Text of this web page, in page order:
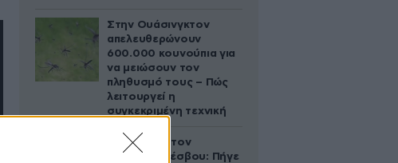
Στην Ουάσινγκτον
απελευθερώνουν
600.000 κουνούπια για
να μειώσουν τον
πληθυσμό τους – Πώς
λειτουργεί η
συγκεκριμένη τεχνική
Τραγωδία στον
Ασώματο Λέσβου: Πήγε